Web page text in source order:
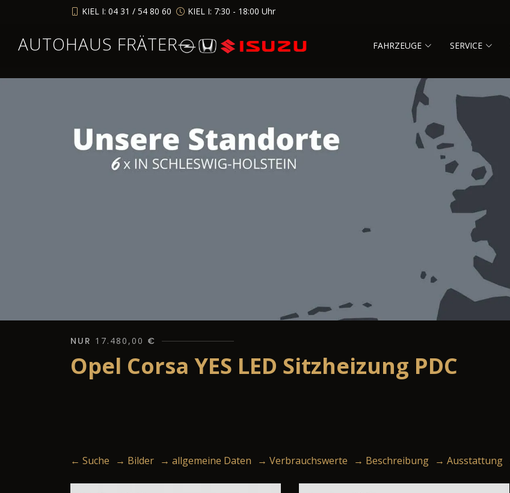
KIEL I: 04 31 / 54 80 60 KIEL I: 7:30 - 18:00 Uhr
AUTOHAUS FRÄTER FAHRZEUGE SERVICE
NUR 17.480,00 €
Opel Corsa YES LED Sitzheizung PDC
← Suche → Bilder → allgemeine Daten → Verbrauchswerte → Beschreibung → Ausstattung